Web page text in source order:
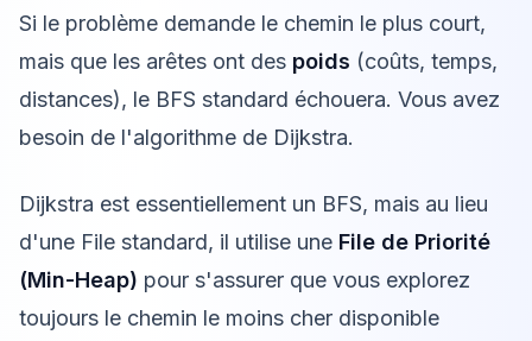
Si le problème demande le chemin le plus court,
mais que les arêtes ont des poids (coûts, temps,
distances), le BFS standard échouera. Vous avez
besoin de l'algorithme de Dijkstra.
Dijkstra est essentiellement un BFS, mais au lieu
d'une File standard, il utilise une File de Priorité
(Min-Heap) pour s'assurer que vous explorez
toujours le chemin le moins cher disponible